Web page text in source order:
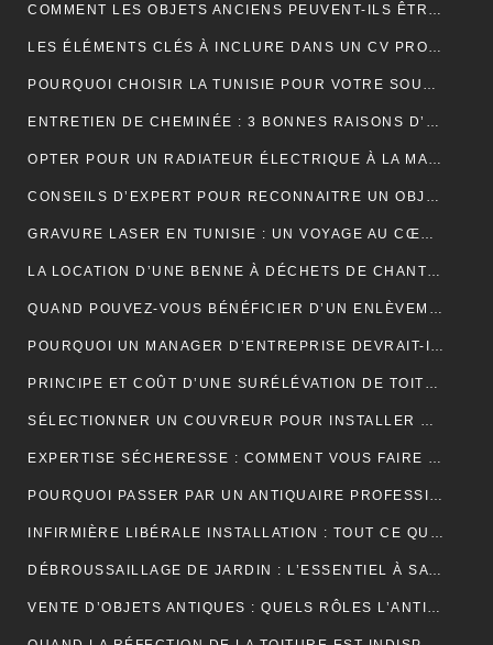
COMMENT LES OBJETS ANCIENS PEUVENT-ILS ÊTRE UN PLACEMENT FINANCIER INTELLIGENT ?
LES ÉLÉMENTS CLÉS À INCLURE DANS UN CV PROFESSIONNEL POUR ATTIRER LES RECRUTEURS
POURQUOI CHOISIR LA TUNISIE POUR VOTRE SOUS-TRAITANCE INDUSTRIELLE?
ENTRETIEN DE CHEMINÉE : 3 BONNES RAISONS D’OPTER POUR LE RAMONAGE MÉCANIQUE
OPTER POUR UN RADIATEUR ÉLECTRIQUE À LA MAISON
CONSEILS D’EXPERT POUR RECONNAITRE UN OBJET ANCIEN AUTHENTIQUE
GRAVURE LASER EN TUNISIE : UN VOYAGE AU CŒUR DE LA PERSONNALISATION
LA LOCATION D’UNE BENNE À DÉCHETS DE CHANTIER POUR UNE ENTREPRISE
QUAND POUVEZ-VOUS BÉNÉFICIER D’UN ENLÈVEMENT D’ÉPAVE GRATUIT EN FRANCE ? : GUIDE COMPLET
POURQUOI UN MANAGER D’ENTREPRISE DEVRAIT-IL SUIVRE UNE FORMATION EN COMMUNICATION ?
PRINCIPE ET COÛT D’UNE SURÉLÉVATION DE TOITURE
SÉLECTIONNER UN COUVREUR POUR INSTALLER ET ENTRETENIR VOTRE TOIT
EXPERTISE SÉCHERESSE : COMMENT VOUS FAIRE INDEMNISER PAR VOTRE ASSURANCE HABITATION ?
POURQUOI PASSER PAR UN ANTIQUAIRE PROFESSIONNEL ?
INFIRMIÈRE LIBÉRALE INSTALLATION : TOUT CE QUE VOUS DEVEZ SAVOIR
DÉBROUSSAILLAGE DE JARDIN : L’ESSENTIEL À SAVOIR SUR CETTE OPÉRATION
VENTE D’OBJETS ANTIQUES : QUELS RÔLES L’ANTIQUAIRE ASSURE-T-IL ?